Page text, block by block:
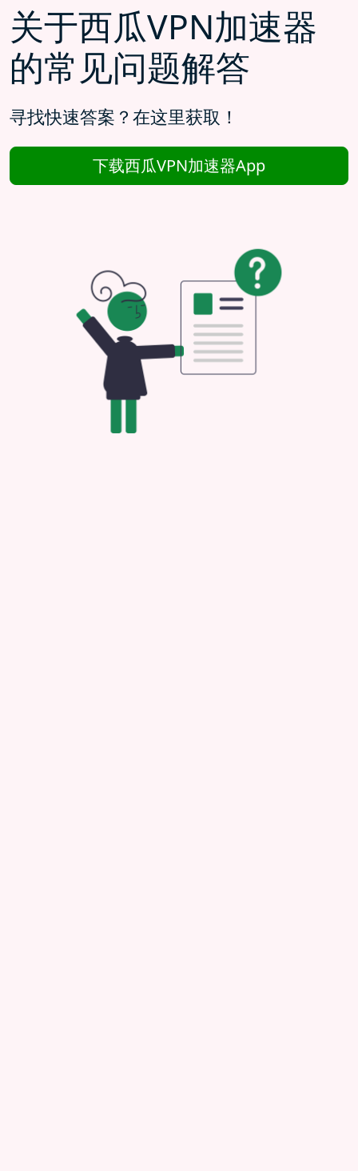
关于西瓜VPN加速器
的常见问题解答
寻找快速答案？在这里获取！
下载西瓜VPN加速器App